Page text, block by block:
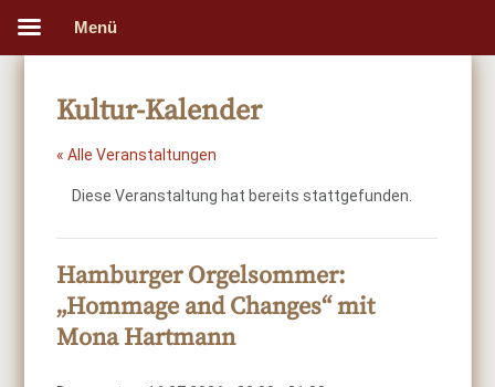
Kultur-Kalender
« Alle Veranstaltungen
Diese Veranstaltung hat bereits stattgefunden.
Hamburger Orgelsommer:
„Hommage and Changes“ mit
Mona Hartmann
Menü